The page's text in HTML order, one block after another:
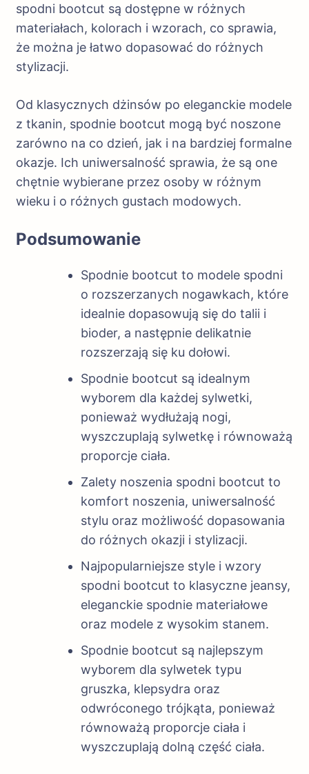
spodni bootcut są dostępne w różnych
materiałach, kolorach i wzorach, co sprawia,
że można je łatwo dopasować do różnych
stylizacji.
Od klasycznych dżinsów po eleganckie modele
z tkanin, spodnie bootcut mogą być noszone
zarówno na co dzień, jak i na bardziej formalne
okazje. Ich uniwersalność sprawia, że są one
chętnie wybierane przez osoby w różnym
wieku i o różnych gustach modowych.
Podsumowanie
Spodnie bootcut to modele spodni
o rozszerzanych nogawkach, które
idealnie dopasowują się do talii i
bioder, a następnie delikatnie
rozszerzają się ku dołowi.
Spodnie bootcut są idealnym
wyborem dla każdej sylwetki,
ponieważ wydłużają nogi,
wyszczuplają sylwetkę i równoważą
proporcje ciała.
Zalety noszenia spodni bootcut to
komfort noszenia, uniwersalność
stylu oraz możliwość dopasowania
do różnych okazji i stylizacji.
Najpopularniejsze style i wzory
spodni bootcut to klasyczne jeansy,
eleganckie spodnie materiałowe
oraz modele z wysokim stanem.
Spodnie bootcut są najlepszym
wyborem dla sylwetek typu
gruszka, klepsydra oraz
odwróconego trójkąta, ponieważ
równoważą proporcje ciała i
wyszczuplają dolną część ciała.